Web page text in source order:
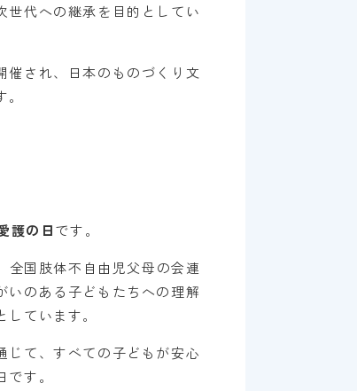
世代への継承を目的としてい
催され、日本のものづくり文
護の日です。
全国肢体不自由児父母の会連
いのある子どもたちへの理解
ています。
じて、すべての子どもが安心
す。